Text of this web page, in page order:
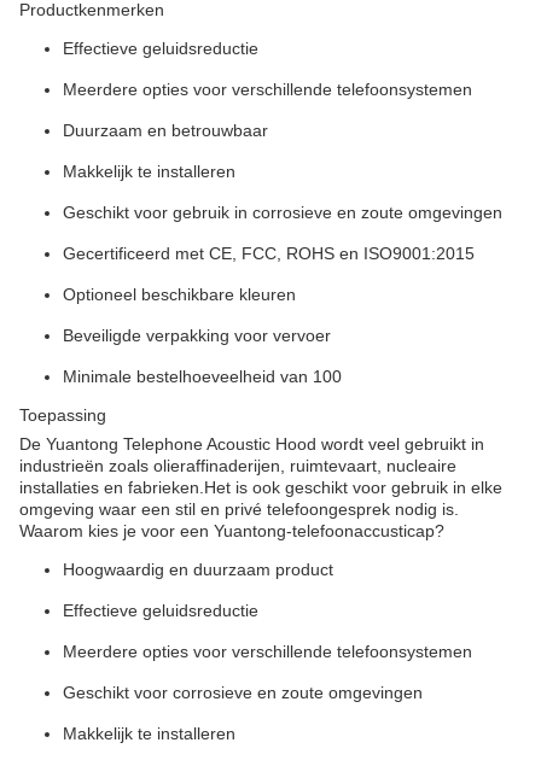
Productkenmerken
Effectieve geluidsreductie
Meerdere opties voor verschillende telefoonsystemen
Duurzaam en betrouwbaar
Makkelijk te installeren
Geschikt voor gebruik in corrosieve en zoute omgevingen
Gecertificeerd met CE, FCC, ROHS en ISO9001:2015
Optioneel beschikbare kleuren
Beveiligde verpakking voor vervoer
Minimale bestelhoeveelheid van 100
Toepassing
De Yuantong Telephone Acoustic Hood wordt veel gebruikt in
industrieën zoals olieraffinaderijen, ruimtevaart, nucleaire
installaties en fabrieken.Het is ook geschikt voor gebruik in elke
omgeving waar een stil en privé telefoongesprek nodig is.
Waarom kies je voor een Yuantong-telefoonaccusticap?
Hoogwaardig en duurzaam product
Effectieve geluidsreductie
Meerdere opties voor verschillende telefoonsystemen
Geschikt voor corrosieve en zoute omgevingen
Makkelijk te installeren